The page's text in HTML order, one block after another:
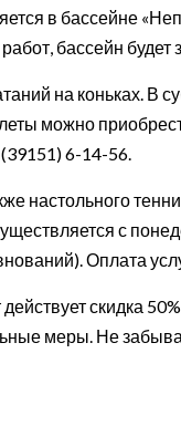
в бассейне
бассейн будет
на коньках. В
можно
6-14-56.
настольного
с
Оплата
скидка
меры. Не